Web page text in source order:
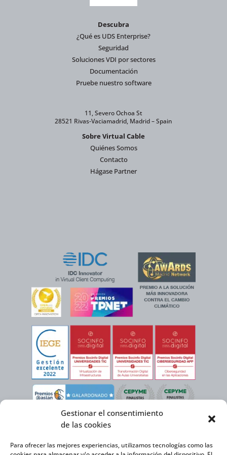
Gestionar el consentimiento
de las cookies
Para ofrecer las mejores experiencias, utilizamos tecnologías como las
Descubra
¿Qué es UDS Enterprise?
Seguridad
Soluciones VDI por sectores
Documentación
Pruebe nuestro software
11, Severo Ochoa St
28521 Rivas-Vaciamadrid, Madrid – Spain
Sobre Virtual Cable
Quiénes Somos
Contacto
Hágase Partner